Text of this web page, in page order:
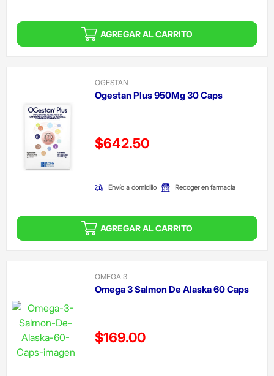
AGREGAR AL CARRITO
OGESTAN
Ogestan Plus 950Mg 30 Caps
Precio reducido de
$642.50
Envío a domicilio Recoger en farmacia
AGREGAR AL CARRITO
OMEGA 3
Omega 3 Salmon De Alaska 60 Caps
Precio reducido de
$169.00